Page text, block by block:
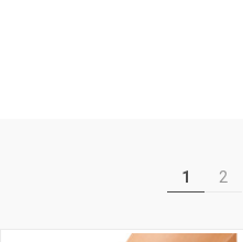
1 2